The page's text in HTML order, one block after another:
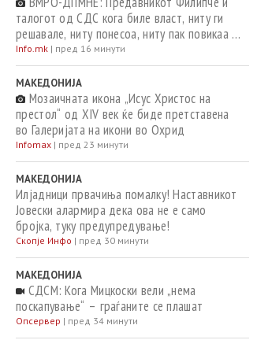
талогот од СДС кога биле власт, ниту ги
решавале, ниту понесоа, ниту пак повикаа на
одговорност за случаите со небезбедна
вода за пиење
Info.mk | пред 16 минути
МАКЕДОНИЈА
Мозаичната икона „Исус Христос на
престол“ од XIV век ќе биде претставена
во Галеријата на икони во Охрид
Infomax | пред 23 минути
МАКЕДОНИЈА
Илјадници првачиња помалку! Наставникот
Јовески алармира дека ова не е само
бројка, туку предупредување!
Скопје Инфо | пред 30 минути
МАКЕДОНИЈА
СДСМ: Кога Мицкоски вели „нема
поскапување“ – граѓаните се плашат
Опсервер | пред 34 минути